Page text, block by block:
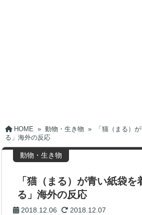
HOME » 動物・生き物 »
「猫（まる）
る」海外の反応
動物・生き物
「猫（まる）が青い紙袋
る」海外の反応
2018.12.06 2018.12.07